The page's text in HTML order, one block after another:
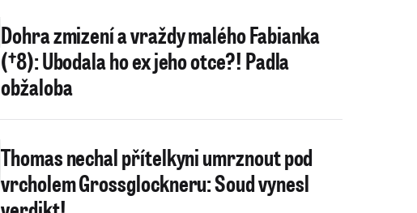
Dohra zmizení a vraždy malého Fabianka
(†8): Ubodala ho ex jeho otce?! Padla
obžaloba
Thomas nechal přítelkyni umrznout pod
vrcholem Grossglockneru: Soud vynesl